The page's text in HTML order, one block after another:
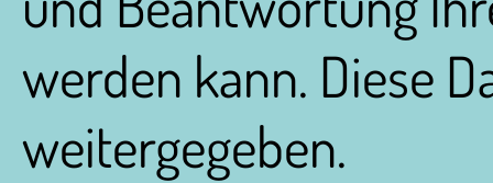
werden kann. Diese
weitergegeben.